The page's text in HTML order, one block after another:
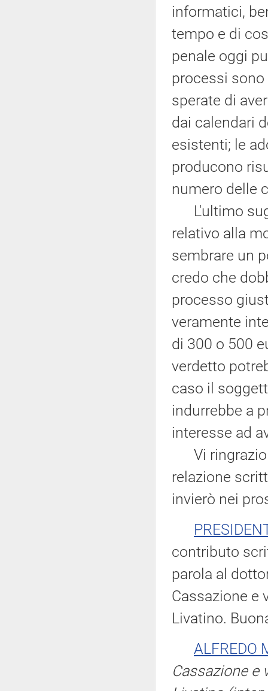
informatici,
tempo e di
penale oggi
processi
sperate di
dai calendari
esistenti; le
producono
numero delle
L'ultimo
relativo alla
sembrare un
credo che
processo
veramente
di 300 o 500
verdetto
caso il
indurrebbe a
interesse ad
Vi ringrazio
relazione
invierò nei
contributo
parola al
Cassazione e
Livatino.
ALFREDO
Cassazione e